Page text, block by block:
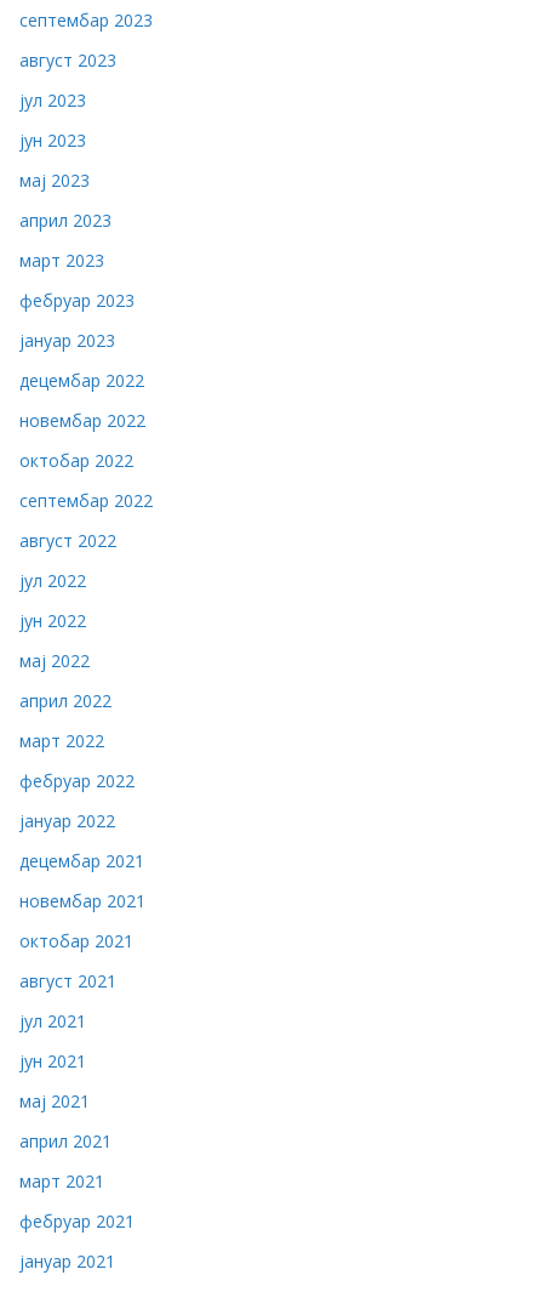
септембар 2023
август 2023
јул 2023
јун 2023
мај 2023
април 2023
март 2023
фебруар 2023
јануар 2023
децембар 2022
новембар 2022
октобар 2022
септембар 2022
август 2022
јул 2022
јун 2022
мај 2022
април 2022
март 2022
фебруар 2022
јануар 2022
децембар 2021
новембар 2021
октобар 2021
август 2021
јул 2021
јун 2021
мај 2021
април 2021
март 2021
фебруар 2021
јануар 2021